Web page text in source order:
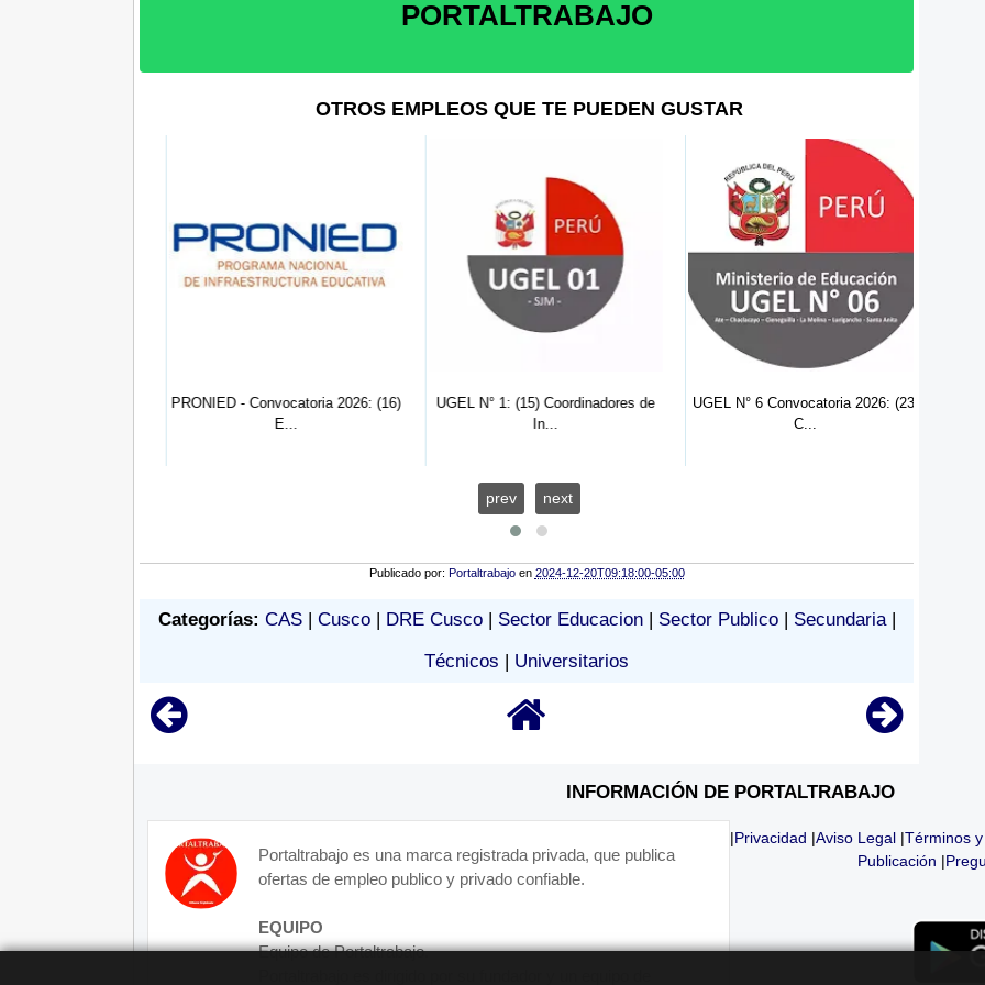
PORTALTRABAJO
OTROS EMPLEOS QUE TE PUEDEN GUSTAR
PRONIED - Convocatoria 2026: (16)
E...
UGEL N° 1: (15) Coordinadores de
In...
UGEL N° 6 Convocatoria 2026: (23)
C...
prev next
Publicado por: Portaltrabajo en 2024-12-20T09:18:00-05:00
Categorías: CAS| Cusco| DRE Cusco| Sector Educacion| Sector Publico| Secundaria|
Técnicos
Universitarios
INFORMACIÓN DE PORTALTRABAJO
Portaltrabajo es una marca registrada privada, que publica
ofertas de empleo publico y privado confiable.
EQUIPO
Equipo de Portaltrabajo.
|Privacidad |Aviso Legal |Términos
Publicación |